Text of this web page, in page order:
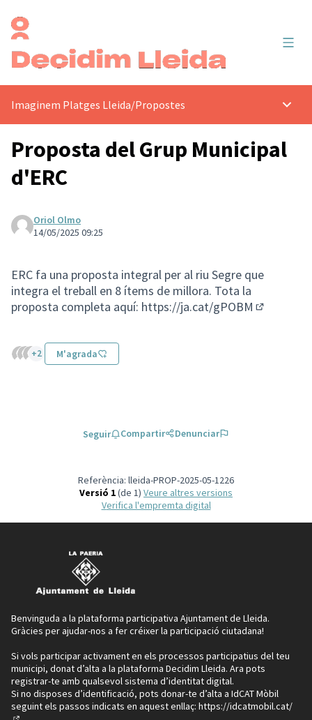
Imaginem Platges Lleida/Propostes
Proposta del Grup Municipal
d'ERC
Oriol Olmo
14/05/2025 09:25
ERC fa una proposta integral per al riu Segre que
integra el treball en 8 ítems de millora. Tota la
proposta completa aquí: https://ja.cat/gPOBM
+2 M'agrada
Seguir Compartir Denunciar
Referència: lleida-PROP-2025-05-1226
Versió 1(de 1)
veure altres versions
Verifica l'empremta digital
Benvinguda a la plataforma participativa Ajuntament de Lleida.
Gràcies per ajudar-nos a fer créixer la participació ciutadana!
Si vols participar activament en els processos participatius del teu
municipi, donat d’alta a la plataforma Decidim Lleida. Ara pots
registrar-te amb qualsevol sistema d’identitat digital.
Si no disposes d’identificació, pots donar-te d’alta a IdCAT Mòbil
seguint els passos indicats en aquest enllaç: https://idcatmobil.cat/